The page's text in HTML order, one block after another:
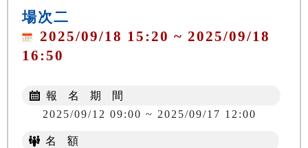
場次二
2025/09/18 15:20 ~ 2025/09/18
16:50
報 名 期 間
2025/09/12 09:00 ~ 2025/09/17 12:00
名 額